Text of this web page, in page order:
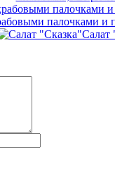
палочками и
Салат